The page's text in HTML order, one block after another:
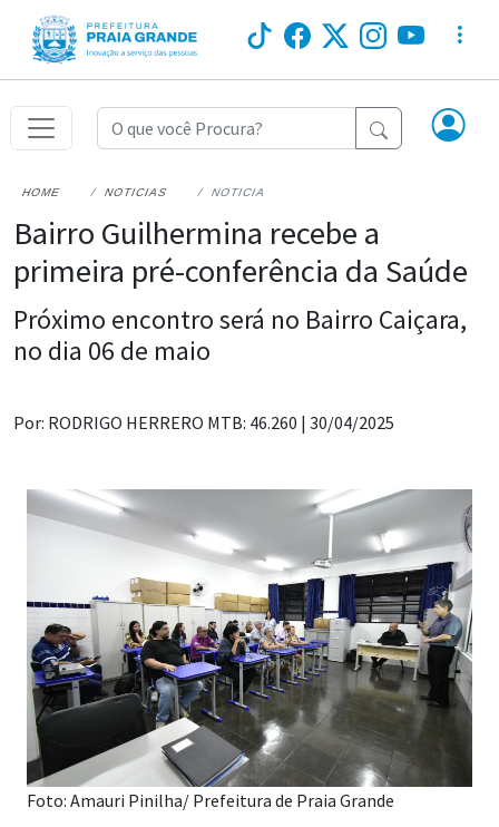
HOME NOTICIAS NOTICIA
Bairro Guilhermina recebe a
primeira pré-conferência da Saúde
Próximo encontro será no Bairro Caiçara,
no dia 06 de maio
Por: RODRIGO HERRERO MTB: 46.260 | 30/04/2025
Foto: Amauri Pinilha/ Prefeitura de Praia Grande